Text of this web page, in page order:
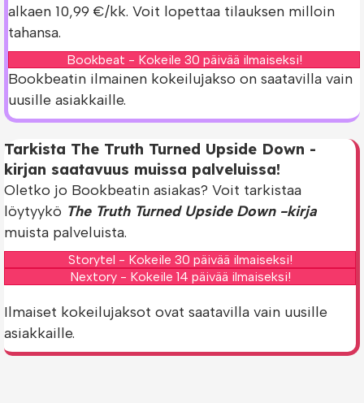
alkaen 10,99 €/kk. Voit lopettaa tilauksen milloin
tahansa.
Bookbeat - Kokeile 30 päivää ilmaiseksi!
Bookbeatin ilmainen kokeilujakso on saatavilla vain
uusille asiakkaille.
Tarkista The Truth Turned Upside Down -
kirjan saatavuus muissa palveluissa!
Oletko jo Bookbeatin asiakas? Voit tarkistaa
löytyykö The Truth Turned Upside Down -kirja
muista palveluista.
Storytel - Kokeile 30 päivää ilmaiseksi!
Nextory - Kokeile 14 päivää ilmaiseksi!
Ilmaiset kokeilujaksot ovat saatavilla vain uusille
asiakkaille.